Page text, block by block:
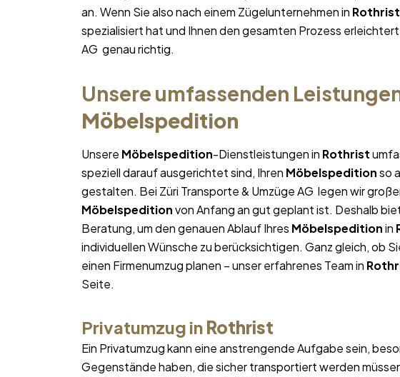
an. Wenn Sie also nach einem Zügelunternehmen in Rothrist
spezialisiert hat und Ihnen den gesamten Prozess
AG genau richtig.
Unsere umfassenden
Möbelspedition
Unsere Möbelspedition-Dienstleistungen in Rothrist
speziell darauf ausgerichtet sind, Ihren Möbelspeditionso
gestalten. Bei Züri Transporte & Umzüge AG legen wir
Möbelspeditionvon Anfang an gut geplant ist. Deshalb
Beratung, um den genauen Ablauf Ihres Möbelspeditionin
individuellen Wünsche zu berücksichtigen. Ganz gleich, ob
einen Firmenumzug planen – unser erfahrenes Team in
Seite.
Privatumzug in Rothrist
Ein Privatumzug kann eine anstrengende Aufgabe sein,
Gegenstände haben, die sicher transportiert werden